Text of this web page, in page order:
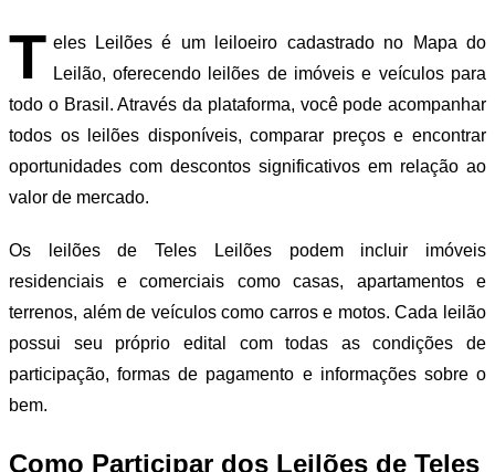
T eles Leilões é um leiloeiro cadastrado no Mapa do
Leilão, oferecendo leilões de imóveis e veículos para
todo o Brasil. Através da plataforma, você pode acompanhar
todos os leilões disponíveis, comparar preços e encontrar
oportunidades com descontos significativos em relação ao
valor de mercado.
Os leilões de Teles Leilões podem incluir imóveis
residenciais e comerciais como casas, apartamentos e
terrenos, além de veículos como carros e motos. Cada leilão
possui seu próprio edital com todas as condições de
participação, formas de pagamento e informações sobre o
bem.
Como Participar dos Leilões de Teles